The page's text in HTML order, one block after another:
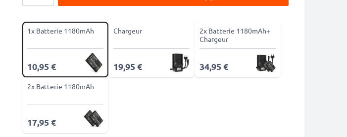
1x Batterie 1180mAh
10,95 €
Chargeur
19,95 €
2x Batterie 1180mAh+
Chargeur
34,95 €
2x Batterie 1180mAh
17,95 €